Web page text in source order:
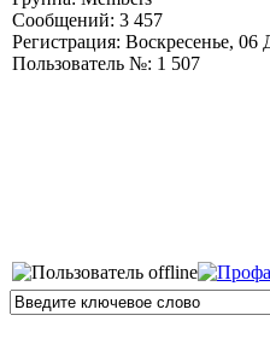
Сообщений: 3 457
Регистрация: Воскресенье, 06
Пользователь №: 1 507